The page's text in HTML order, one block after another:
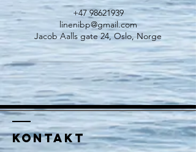
+47 98621939
linenibp@gmail.com
Jacob Aalls gate 24, Oslo, Norge
KONTAKT